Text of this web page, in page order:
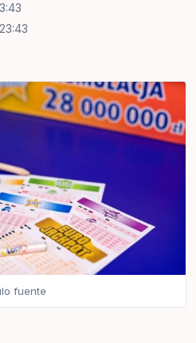
fuente